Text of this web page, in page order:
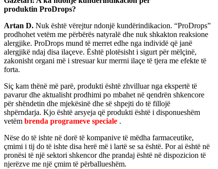
produktin ProDrops?
Artan D. Nuk është vërejtur ndonjë kundërindikacion. “ProDrops”
prodhohet vetëm me përbërës natyralë dhe nuk shkakton reaksione
alergjike. ProDrops mund të merret edhe nga individë që janë
alergjikë ndaj disa ilaçeve. Është plotësisht i sigurt për mëlçinë,
zakonisht organi më i stresuar kur merrni ilaçe të tjera me efekte të
forta.
Siç kam thënë më parë, produkti është zhvilluar nga ekspertë të
pavarur dhe aktualisht prodhimi po mbahet në qendrën shkencore
për shëndetin dhe mjekësinë dhe së shpejti do të fillojë
shpërndarja. Kjo është arsyeja që produkti është i disponueshëm
vetëm brenda programeve speciale .
Nëse do të ishte në dorë të kompanive të mëdha farmaceutike,
çmimi i tij do të ishte disa herë më i lartë se sa është. Por ai është në
pronësi të një sektori shkencor dhe prandaj është në dispozicion të
njerëzve me një çmim të përballueshëm.